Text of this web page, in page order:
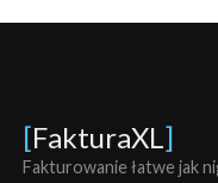
[FakturaXL]
Fakturowanie łatwe jak